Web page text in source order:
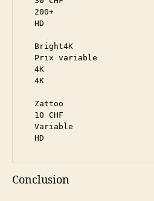
  HD
Conclusion